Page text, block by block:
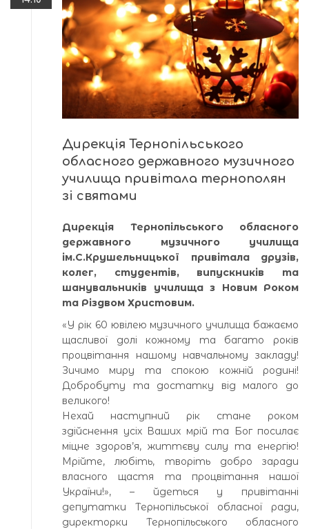
Дирекція Тернопільського
обласного державного музичного
училища привітала тернополян
зі святами
Дирекція Тернопільського обласного
державного музичного училища
ім.С.Крушельницької привітала друзів,
колег, студентів, випускників та
шанувальників училища з Новим Роком
та Різдвом Христовим.
«У рік 60 ювілею музичного училища бажаємо
щасливої долі кожному та багато років
процвітання нашому навчальному закладу!
Зичимо миру та спокою кожній родині!
Добробуту та достатку від малого до
великого!
Нехай наступний рік стане роком
здійснення усіх Ваших мрій та Бог посилає
міцне здоров’я, життєву силу та енергію!
Мрійте, любіть, творіть добро заради
власного щастя та процвітання нашої
України!», – йдеться у привітанні
депутатки Тернопільської обласної ради,
директорки Тернопільського обласного